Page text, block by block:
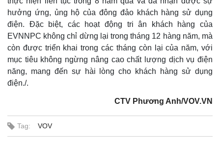
Pháp luật
Vụ án
Vũ khí
hưởng ứng, ủng hộ của đông đảo khách hàng sử dụng
điện. Đặc biệt, các hoạt động tri ân khách hàng của
EVNNPC không chỉ dừng lại trong tháng 12 hàng năm, mà
còn được triển khai trong các tháng còn lại của năm, với
mục tiêu không ngừng nâng cao chất lượng dịch vụ điện
năng, mang đến sự hài lòng cho khách hàng sử dụng
điện./.
CTV Phương Anh/VOV.VN
Tag: VOV